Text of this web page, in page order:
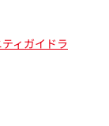
ィガイドラ